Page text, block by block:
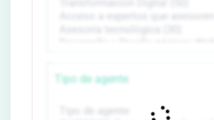
Tipo de agente